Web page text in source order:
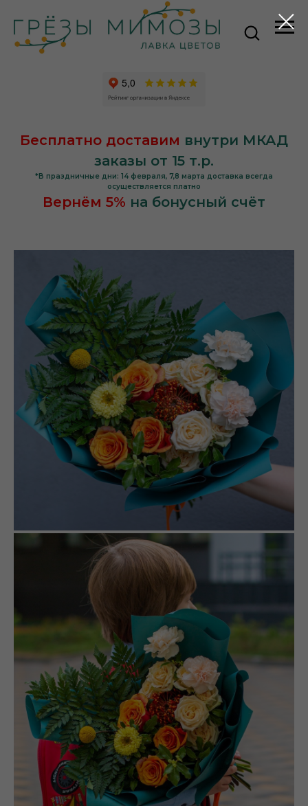
Бесплатно доставим внутри МКАД
заказы от 15 т.р.
*В праздничные дни: 14 февраля, 7,8 марта доставка всегда
осуществляется платно
Вернём 5% на бонусный счёт